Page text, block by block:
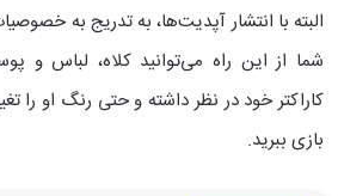
البته با انتشار آپدیت‌ها، به تدریج به
شما از این راه می‌توانید کلاه، لباس و
کاراکتر خود در نظر داشته و حتی رنگ او را
بازی ببرید.